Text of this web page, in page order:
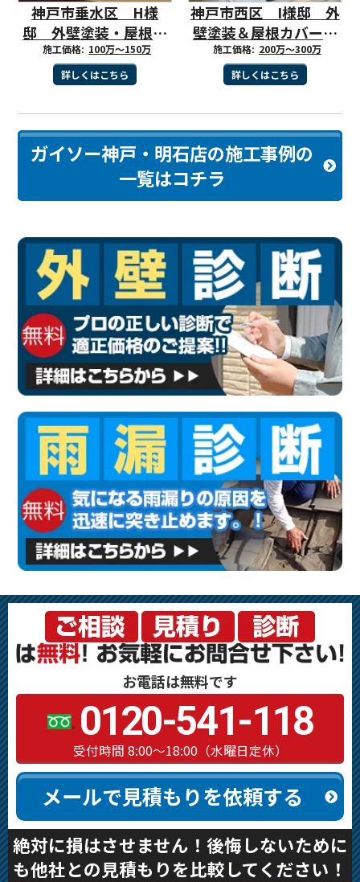
神戸市垂水区 H様
邸 外壁塗装・屋根塗
装工事完工しました。
施工価格: 100万～150万
詳しくはこちら
神戸市西区 I様邸 外
壁塗装＆屋根カバー工
事で超高耐候のお住い
に！
施工価格: 200万～300万
詳しくはこちら
ガイソー神戸・明石店の施工事例の
一覧はコチラ
お電話は無料です
0120-541-118
受付時間 8:00～18:00（水曜日定休）
メールで見積もりを依頼する
絶対に損はさせません！後悔しないために
も他社との見積もりを比較してください！